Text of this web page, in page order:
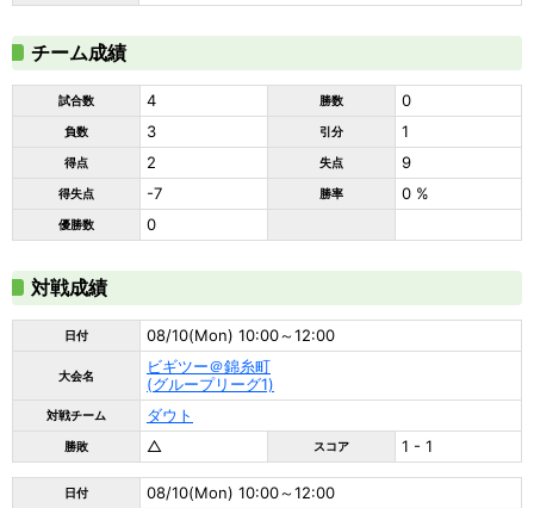
チーム成績
試合数 4 勝数 0
負数 3 引分 1
得点 2 失点 9
得失点 -7 勝率 0 %
優勝数 0
対戦成績
日付 08/10(Mon) 10:00～12:00
大会名
ビギツー＠錦糸町
(グループリーグ1)
対戦チーム ダウト
勝敗 △ スコア 1 - 1
日付 08/10(Mon) 10:00～12:00